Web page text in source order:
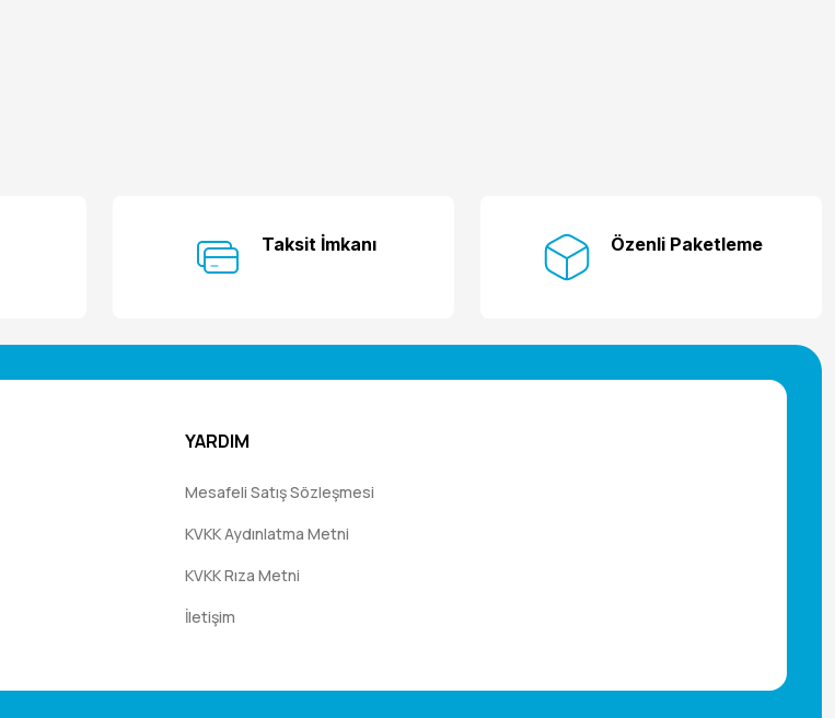
Taksit İmkanı Özenli Paketleme
YARDIM
Mesafeli Satış Sözleşmesi
KVKK Aydınlatma Metni
KVKK Rıza Metni
İletişim